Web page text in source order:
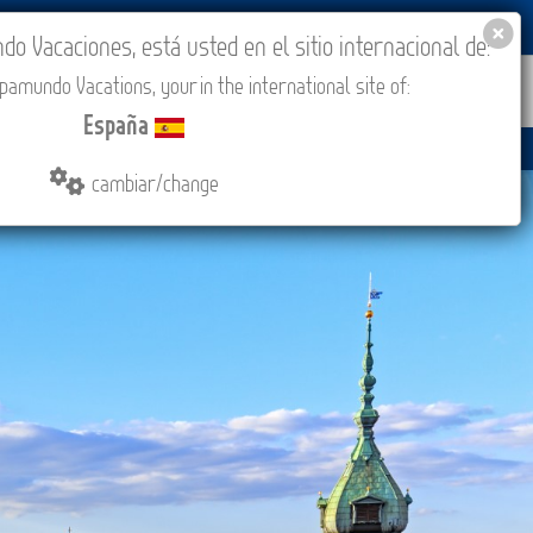
COMPRAR CONTACTO MÁS
Vacaciones, está usted en el sitio internacional de:
Vacations, your in the international site of:
España
cambiar/change